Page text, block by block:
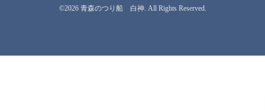
©2026 青森のつり船 白神. All Rights Reserved.